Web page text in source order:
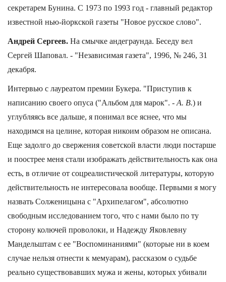
секретарем Бунина. С 1973 по 1993 год - главный редактор
известной нью-йоркской газеты "Новое русское слово".
Андрей Сергеев. На смычке андеграунда. Беседу вел
Сергей Шаповал. - "Независимая газета", 1996, № 246, 31
декабря.
Интервью с лауреатом премии Букера. "Приступив к
написанию своего опуса ("Альбом для марок". - А. В.) и
углубляясь все дальше, я понимал все яснее, что мы
находимся на целине, которая никоим образом не описана.
Еще задолго до свержения советской власти люди постарше
и поострее меня стали изображать действительность как она
есть, в отличие от соцреалистической литературы, которую
действительность не интересовала вообще. Первыми я могу
назвать Солженицына с "Архипелагом", абсолютно
свободным исследованием того, что с нами было по ту
сторону колючей проволоки, и Надежду Яковлевну
Мандельштам с ее "Воспоминаниями" (которые ни в коем
случае нельзя отнести к мемуарам), рассказом о судьбе
реально существовавших мужа и жены, которых убивали